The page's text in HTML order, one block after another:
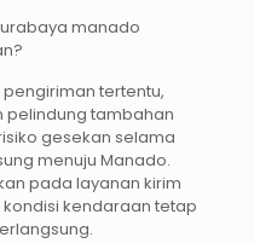
manado
tertentu,
pelindung tambahan
gesekan selama
menuju Manado.
pada layanan kirim
kendaraan tetap